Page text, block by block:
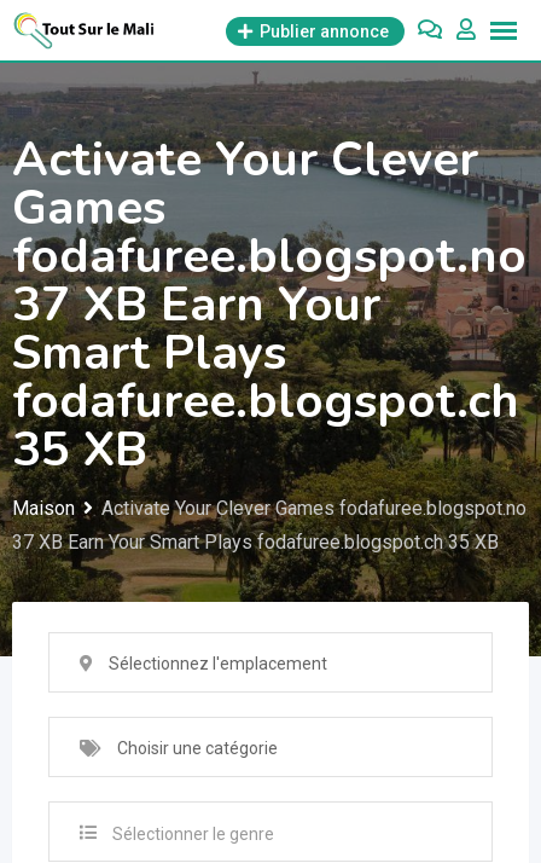
Aller
Publier annonce
Activate Your Clever
Games
fodafuree.blogspot.no
37 XB Earn Your
Smart Plays
fodafuree.blogspot.ch
35 XB
Maison
Activate Your Clever Games fodafuree.blogspot.no
37 XB Earn Your Smart Plays fodafuree.blogspot.ch 35 XB
Sélectionnez l'emplacement
Choisir une catégorie
Sélectionner le genre